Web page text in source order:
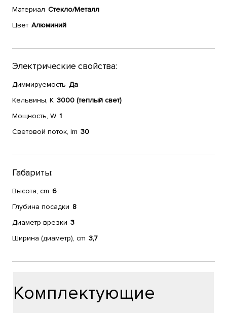
Материал Стекло/Металл
Цвет Алюминий
Электрические свойства:
Диммируемость Да
Кельвины, К 3000 (теплый свет)
Мощность, W 1
Световой поток, lm 30
Габариты:
Высота, cm 6
Глубина посадки 8
Диаметр врезки 3
Ширина (диаметр), cm 3,7
Комплектующие